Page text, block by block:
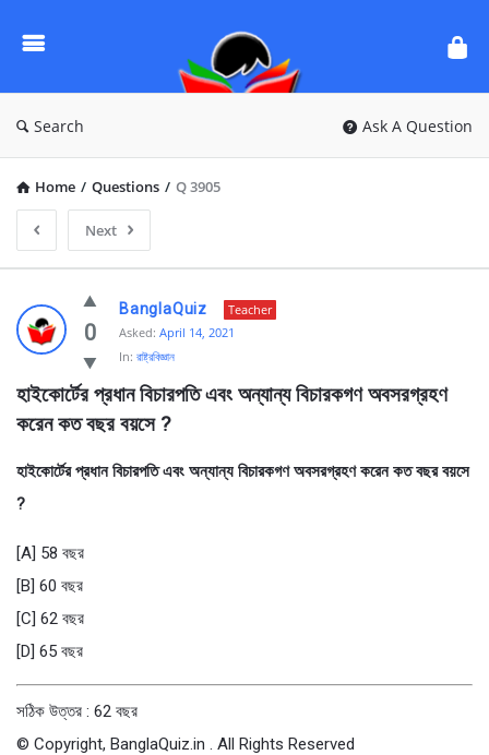
Questions
Search Ask A Question
Home / Questions / Q 3905
Next
Ask
Questions
BanglaQuiz
Latest
Questions
0
BanglaQuiz
Teacher
Asked: April 14, 2021
In: রাষ্ট্রবিজ্ঞান
হাইকোর্টের প্রধান বিচারপতি এবং অন্যান্য বিচারকগণ অবসরগ্রহণ
করেন কত বছর বয়সে ?
হাইকোর্টের প্রধান বিচারপতি এবং অন্যান্য বিচারকগণ অবসরগ্রহণ করেন কত বছর বয়সে
?
[A] 58 বছর
[B] 60 বছর
[C] 62 বছর
[D] 65 বছর
সঠিক উত্তর : 62 বছর
© Copyright, BanglaQuiz.in . All Rights Reserved